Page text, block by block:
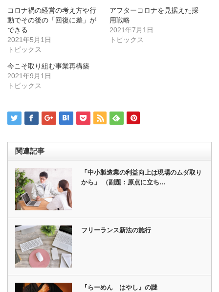
共
有
(新
し
い
ウ
ィ
ン
ド
ウ
で
開
き
ま
ク
リ
ッ
て
く
い
(新
し
い
ウ
で
開
す)
コロナ禍の経営の考え方や行
動でその後の「回復に差」が
できる
2021年5月1日
トピックス
アフターコロナを見据えた採
用戦略
2021年7月1日
トピックス
今こそ取り組む事業再構築
2021年9月1日
トピックス
関連記事
「中小製造業の利益向上は現場のムダ取り
から」 （副題：原点に立ち…
フリーランス新法の施行
『らーめん はやし』の謎